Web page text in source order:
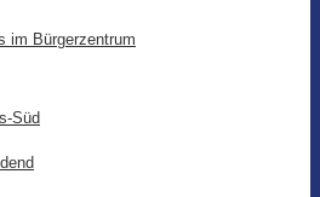
im Bürgerzentrum
Süd